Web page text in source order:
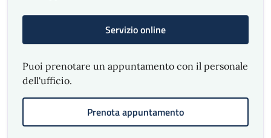
Servizio online
Puoi prenotare un appuntamento con il personale
dell'ufficio.
Prenota appuntamento